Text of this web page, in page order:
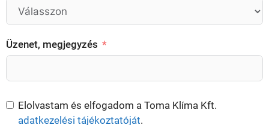
Üzenet, megjegyzés
Elolvastam és elfogadom a Toma Klíma Kft.
adatkezelési tájékoztatóját.